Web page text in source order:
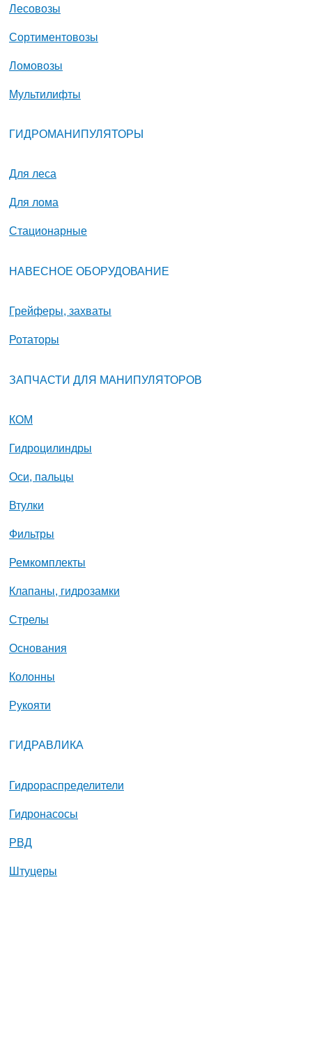
Лесовозы
Сортиментовозы
Ломовозы
Мультилифты
ГИДРОМАНИПУЛЯТОРЫ
Для леса
Для лома
Стационарные
НАВЕСНОЕ ОБОРУДОВАНИЕ
Грейферы, захваты
Ротаторы
ЗАПЧАСТИ ДЛЯ МАНИПУЛЯТОРОВ
КОМ
Гидроцилиндры
Оси, пальцы
Втулки
Фильтры
Ремкомплекты
Клапаны, гидрозамки
Стрелы
Основания
Колонны
Рукояти
ГИДРАВЛИКА
Гидрораспределители
Гидронасосы
РВД
Штуцеры